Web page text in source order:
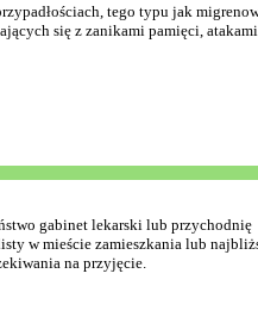
tego typu jak
się z zanikami pamięci,
gabinet lekarski lub przychodnię
w mieście zamieszkania lub
na przyjęcie.